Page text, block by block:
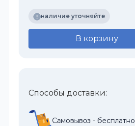
наличие уточняйте
В корзину
Способы доставки:
Самовывоз - бесплатно